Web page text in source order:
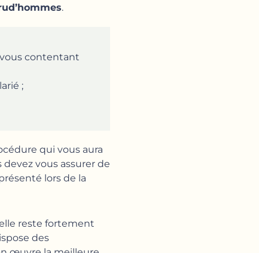
.
contentant
;
qui vous aura
vous assurer de
lors de la
reste fortement
des